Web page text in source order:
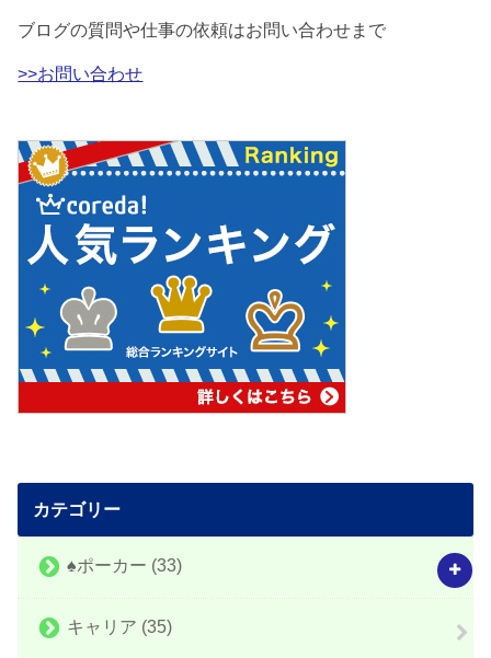
ブログの質問や仕事の依頼はお問い合わせまで
>>お問い合わせ
カテゴリー
♠️ポーカー (33)
キャリア (35)